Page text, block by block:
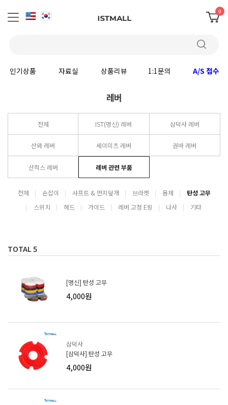
0
인기상품 자료실 상품리뷰 1:1문의 A/S 접수
레버
전체 IST(명신) 레버 삼덕사 레버
산와 레버 세이미츠 레버 권바 레버
산적스 레버 레버 관련 부품
전체 손잡이 샤프트 & 먼지덮개 브라켓 몸체
탄성 고무
스위치
헤드 가이드 레버 고정 E링 나사 기타
TOTAL5
[명신] 탄성 고무
4,000원
삼덕사
[삼덕사] 탄성 고무
4,000원